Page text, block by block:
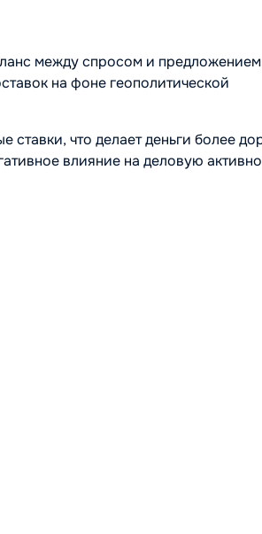
между спросом и
на фоне геополитической
что делает деньги более
влияние на деловую